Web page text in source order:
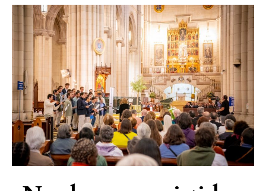
«Nos
hemos
resistido
entenderos
cuando
más
lo
necesitabais.
Lo
profundamente»